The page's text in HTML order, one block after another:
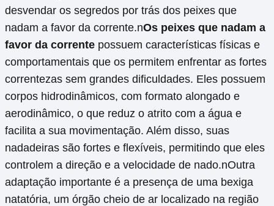
desvendar os segredos por trás dos peixes que
nadam a favor da corrente.nOs peixes que nadam a
favor da corrente possuem características físicas e
comportamentais que os permitem enfrentar as fortes
correntezas sem grandes dificuldades. Eles possuem
corpos hidrodinâmicos, com formato alongado e
aerodinâmico, o que reduz o atrito com a água e
facilita a sua movimentação. Além disso, suas
nadadeiras são fortes e flexíveis, permitindo que eles
controlem a direção e a velocidade de nado.nOutra
adaptação importante é a presença de uma bexiga
natatória, um órgão cheio de ar localizado na região